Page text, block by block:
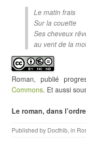
Le matin frais
Sur la couette
Ses cheveux
au vent de la
Roman, publié
Commons. Et aussi
Le roman, dans
Published by Docthib, in